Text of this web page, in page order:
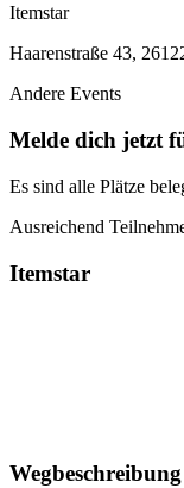
Itemstar
Haarenstraße 43,
Andere Events
Melde dich jetzt
Es sind alle Plätze
Ausreichend
Itemstar